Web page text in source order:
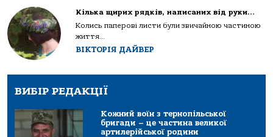
Кілька щирих рядків, написаних від руки…
Колись паперові листи були звичайною частиною
життя...
ВІКТОРІЯ ДАЙВЕР
ВИБІР РЕДАКЦІЇ
Кожний воїн з тернопільської
бригади – це частина великої
артилерійської родини